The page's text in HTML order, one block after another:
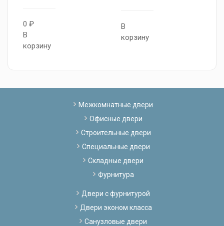
0 ₽
В
корзину
В
корзину
Межкомнатные двери
Офисные двери
Строительные двери
Специальные двери
Складные двери
Фурнитура
Двери с фурнитурой
Двери эконом класса
Санузловые двери